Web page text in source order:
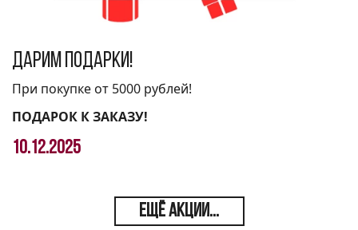
Дарим подарки!
При покупке от 5000 рублей!
ПОДАРОК К ЗАКАЗУ!
10.12.2025
ЕЩЁ АКЦИИ...